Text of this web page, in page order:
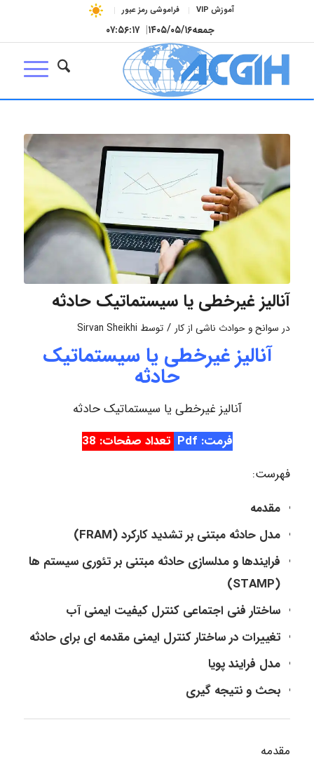
آموزش VIP فراموشی رمز عبور
جمعه۱۴۰۵/۰۵/۱۶| ۰۷:۵۶:۱۸
آنالیز غیرخطی یا سیستماتیک حادثه
در سوانح و حوادث ناشی از کار / توسط Sirvan Sheikhi
آنالیز غیرخطی یا سیستماتیک
حادثه
آنالیز غیرخطی یا سیستماتیک حادثه
فرمت: Pdf
تعداد صفحات: 38
فهرست:
مقدمه
مدل حادثه مبتنی بر تشدید کارکرد (FRAM)
فرایندها و مدلسازی حادثه مبتنی بر تئوری سیستم ها
(STAMP)
ساختار فنی اجتماعی کنترل کیفیت ایمنی آب
تغییرات در ساختار کنترل ایمنی مقدمه ای برای حادثه
مدل فرایند پویا
بحث و نتیجه گیری
مقدمه